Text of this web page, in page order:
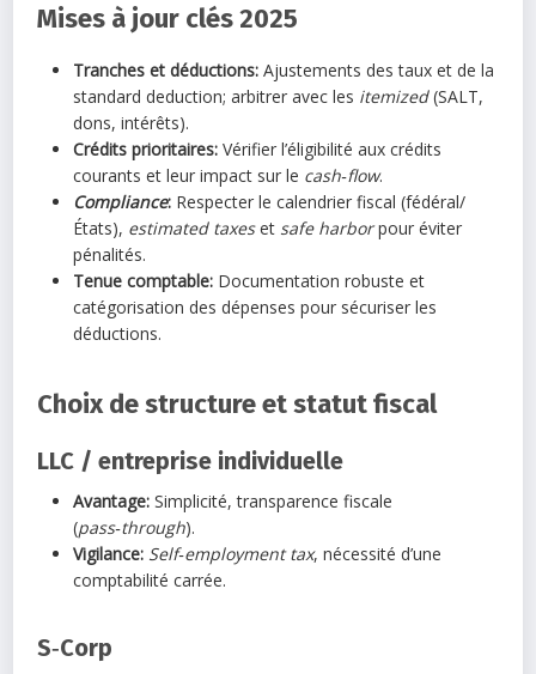
Mises à jour clés 2025
Tranches et déductions: Ajustements des taux et de la
standard deduction; arbitrer avec les itemized(SALT,
dons, intérêts).
Crédits prioritaires: Vérifier l’éligibilité aux crédits
courants et leur impact sur le cash‑flow.
Compliance: Respecter le calendrier fiscal (fédéral/
États), estimated taxeset safe harborpour éviter
pénalités.
Tenue comptable: Documentation robuste et
catégorisation des dépenses pour sécuriser les
déductions.
Choix de structure et statut fiscal
LLC / entreprise individuelle
Avantage: Simplicité, transparence fiscale
(pass‑through).
Vigilance: Self‑employment tax, nécessité d’une
comptabilité carrée.
S‑Corp